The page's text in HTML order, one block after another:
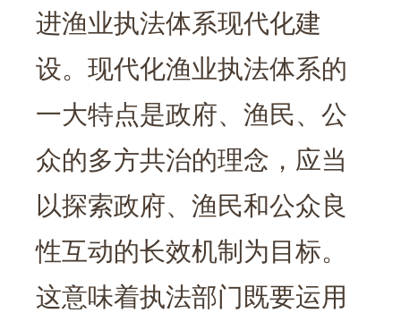
进渔业执法体系现代化建
设。现代化渔业执法体系的
一大特点是政府、渔民、公
众的多方共治的理念，应当
以探索政府、渔民和公众良
性互动的长效机制为目标。
这意味着执法部门既要运用